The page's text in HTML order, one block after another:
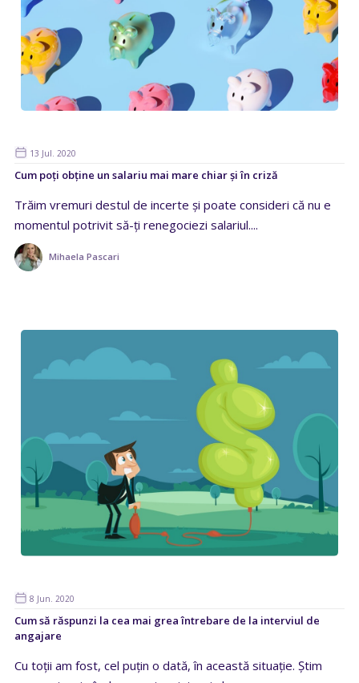
13 Jul. 2020
Cum poți obține un salariu mai mare chiar și în criză
Trăim vremuri destul de incerte și poate consideri că nu e
momentul potrivit să-ți renegociezi salariul....
Mihaela Pascari
8 Jun. 2020
Cum să răspunzi la cea mai grea întrebare de la interviul de
angajare
Cu toții am fost, cel puțin o dată, în această situație. Știm